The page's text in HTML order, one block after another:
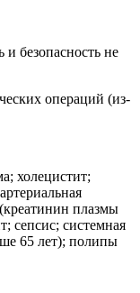
и безопасность не
операций (из-
холецистит;
плазмы
сепсис; системная
65 лет); полипы